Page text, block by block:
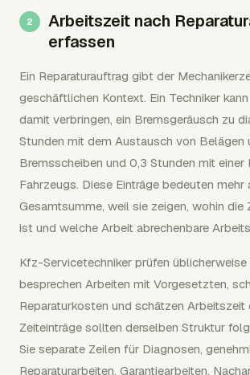
Arbeitszeit nach
erfassen
Ein Reparaturauftrag gibt der
geschäftlichen Kontext. Ein Techniker
damit verbringen, ein Bremsgeräusch zu
Stunden mit dem Austausch von Belägen
Bremsscheiben und 0,3 Stunden mit einer
Fahrzeugs. Diese Einträge bedeuten
Gesamtsumme, weil sie zeigen, wohin die
ist und welche Arbeit abrechenbare
Kfz-Servicetechniker prüfen
besprechen Arbeiten mit Vorgesetzten,
Reparaturkosten und schätzen Arbeitszeit
Zeiteinträge sollten derselben Struktur
Sie separate Zeilen für Diagnosen,
Reparaturarbeiten, Garantiearbeiten,